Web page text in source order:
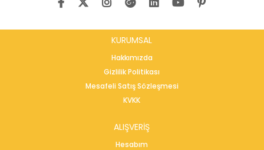
KURUMSAL
Hakkımızda
Gizlilik Politikası
Mesafeli Satış Sözleşmesi
KVKK
ALIŞVERİŞ
Hesabım